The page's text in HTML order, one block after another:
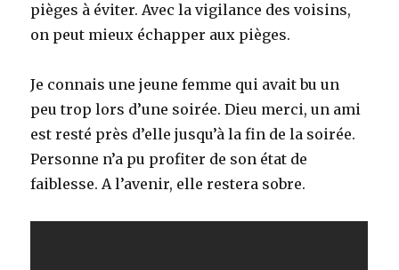
pièges à éviter. Avec la vigilance des voisins,
on peut mieux échapper aux pièges.
Je connais une jeune femme qui avait bu un
peu trop lors d’une soirée. Dieu merci, un ami
est resté près d’elle jusqu’à la fin de la soirée.
Personne n’a pu profiter de son état de
faiblesse. A l’avenir, elle restera sobre.